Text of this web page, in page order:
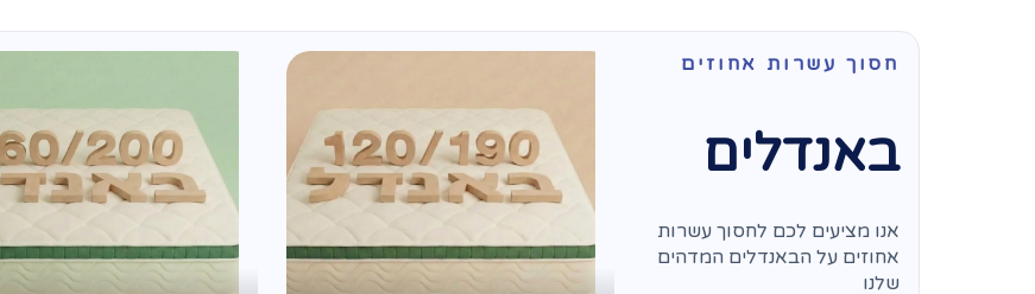
חסוך עשרות אחוזים
באנדלים
אנו מציעים לכם לחסוך עשרות
אחוזים על הבאנדלים המדהים
שלנו